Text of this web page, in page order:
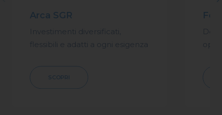
Arca SGR
Investimenti diversificati,
flessibili e adatti a ogni esigenza
SCOPRI